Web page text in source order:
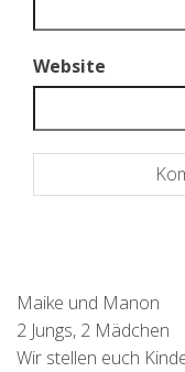
Website
Maike und Manon
2 Jungs, 2 Mädchen
Wir stellen euch